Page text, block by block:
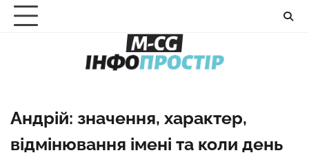
Перейти
Андрій: значення, характер,
відмінювання імені та коли день